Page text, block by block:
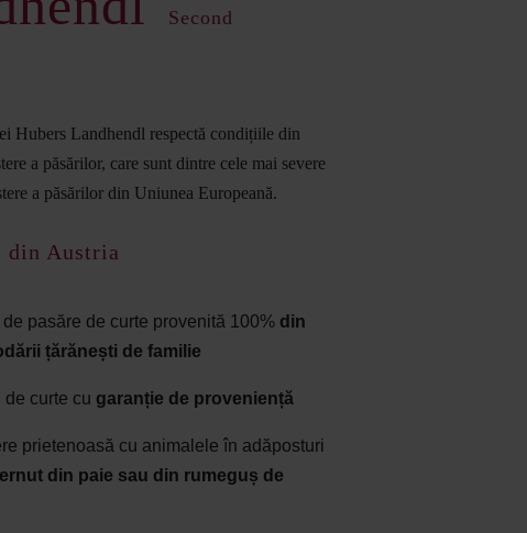
Second
Hubers Landhendl respectă condițiile din
a păsărilor, care sunt dintre cele mai severe
a păsărilor din Uniunea Europeană.
din Austria
pasăre de curte provenită 100% din
țărănești de familie
de curte cu garanție de proveniență
prietenoasă cu animalele în adăposturi
din paie sau din rumeguș de